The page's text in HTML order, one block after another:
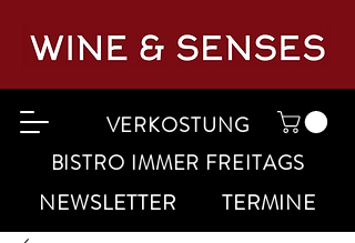
VERKOSTUNG
BISTRO IMMER FREITAGS
NEWSLETTER TERMINE